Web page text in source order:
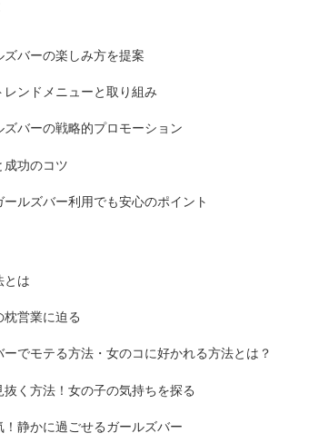
バーの楽しみ方を提案
ンドメニューと取り組み
バーの戦略的プロモーション
成功のコツ
ルズバー利用でも安心のポイント
とは
営業に迫る
でモテる方法・女のコに好かれる方法とは？
く方法！女の子の気持ちを探る
静かに過ごせるガールズバー